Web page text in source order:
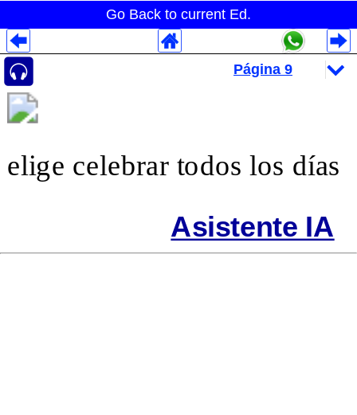
Go Back to current Ed.
elige celebrar todos los días
Asistente IA
Despliegues Analytics
Despliegues Totales